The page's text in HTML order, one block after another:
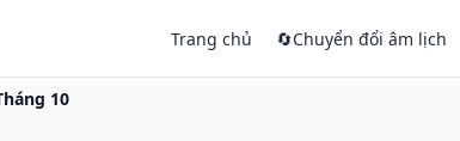
Trang chủ 🔄Chuyển đổi âm lịch
10